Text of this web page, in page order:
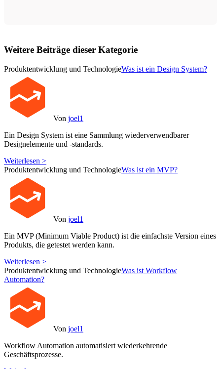
Weitere Beiträge dieser Kategorie
Produktentwicklung und TechnologieWas ist ein Design System?
Von joel1
Ein Design System ist eine Sammlung wiederverwendbarer
Designelemente und -standards.
Weiterlesen >
Produktentwicklung und TechnologieWas ist ein MVP?
Von joel1
Ein MVP (Minimum Viable Product) ist die einfachste Version eines
Produkts, die getestet werden kann.
Weiterlesen >
Produktentwicklung und TechnologieWas ist Workflow
Automation?
Von joel1
Workflow Automation automatisiert wiederkehrende
Geschäftsprozesse.